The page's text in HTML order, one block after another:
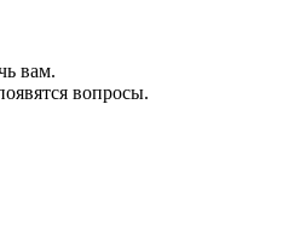
вам.
вопросы.